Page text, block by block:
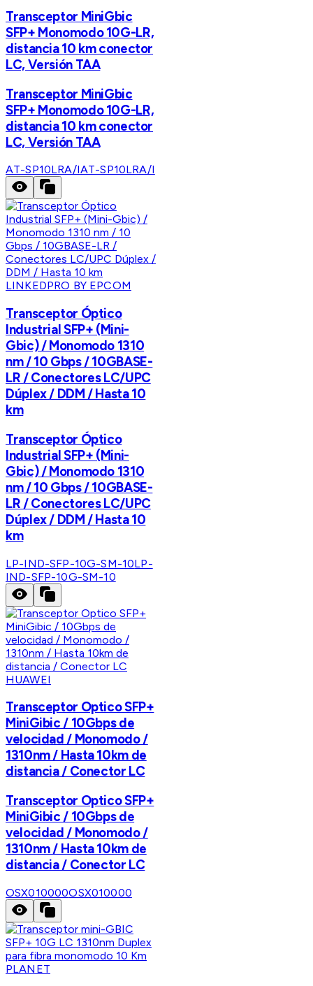
Transceptor MiniGbic
SFP+ Monomodo 10G-LR,
distancia 10 km conector
LC, Versión TAA
Transceptor MiniGbic
SFP+ Monomodo 10G-LR,
distancia 10 km conector
LC, Versión TAA
AT-SP10LRA/IAT-SP10LRA/I
LINKEDPRO BY EPCOM
Transceptor Óptico
Industrial SFP+ (Mini-
Gbic) / Monomodo 1310
nm / 10 Gbps / 10GBASE-
LR / Conectores LC/UPC
Dúplex / DDM / Hasta 10
km
Transceptor Óptico
Industrial SFP+ (Mini-
Gbic) / Monomodo 1310
nm / 10 Gbps / 10GBASE-
LR / Conectores LC/UPC
Dúplex / DDM / Hasta 10
km
LP-IND-SFP-10G-SM-10LP-
IND-SFP-10G-SM-10
HUAWEI
Transceptor Optico SFP+
MiniGibic / 10Gbps de
velocidad / Monomodo /
1310nm / Hasta 10km de
distancia / Conector LC
Transceptor Optico SFP+
MiniGibic / 10Gbps de
velocidad / Monomodo /
1310nm / Hasta 10km de
distancia / Conector LC
OSX010000OSX010000
PLANET